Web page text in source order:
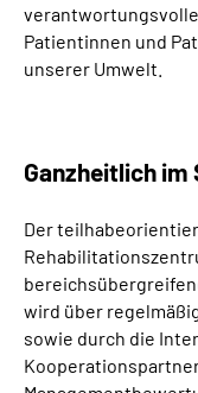
Patientinnen und
unserer Umwelt.
Ganzheitlich im
Der
wird über
sowie durch die